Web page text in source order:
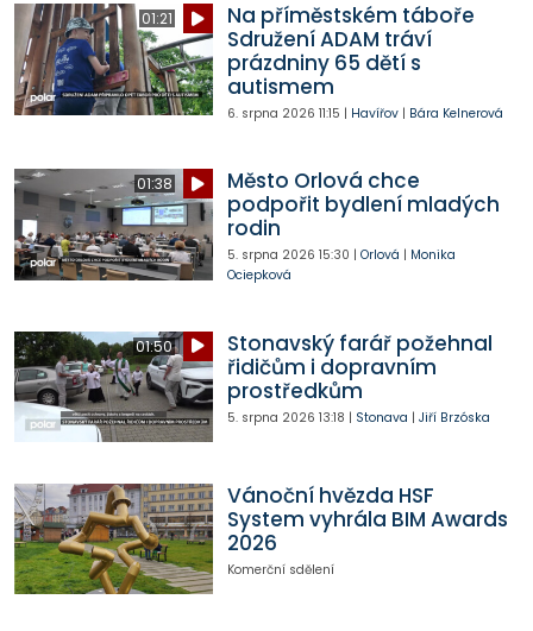
01:21
Na příměstském táboře
Sdružení ADAM tráví
prázdniny 65 dětí s
autismem
6. srpna 2026 11:15 | Havířov| Bára Kelnerová
01:38
Město Orlová chce
podpořit bydlení mladých
rodin
5. srpna 2026 15:30 | Orlová | Monika
Ociepková
01:50
Stonavský farář požehnal
řidičům i dopravním
prostředkům
5. srpna 2026 13:18 | Stonava | Jiří Brzóska
Vánoční hvězda HSF
System vyhrála BIM Awards
2026
Komerční sdělení